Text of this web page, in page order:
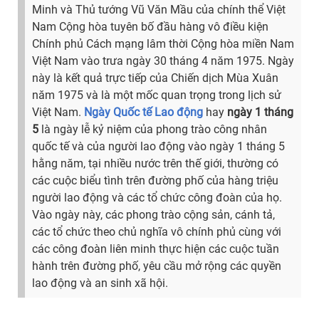
Minh và Thủ tướng Vũ Văn Mầu của chính thể Việt
Nam Cộng hòa tuyên bố đầu hàng vô điều kiện
Chính phủ Cách mạng lâm thời Cộng hòa miền Nam
Việt Nam vào trưa ngày 30 tháng 4 năm 1975. Ngày
này là kết quả trực tiếp của Chiến dịch Mùa Xuân
năm 1975 và là một mốc quan trọng trong lịch sử
Việt Nam. Ngày Quốc tế Lao động hay ngày 1 tháng
5 là ngày lễ kỷ niệm của phong trào công nhân
quốc tế và của người lao động vào ngày 1 tháng 5
hằng năm, tại nhiều nước trên thế giới, thường có
các cuộc biểu tình trên đường phố của hàng triệu
người lao động và các tổ chức công đoàn của họ.
Vào ngày này, các phong trào cộng sản, cánh tả,
các tổ chức theo chủ nghĩa vô chính phủ cùng với
các công đoàn liên minh thực hiện các cuộc tuần
hành trên đường phố, yêu cầu mở rộng các quyền
lao động và an sinh xã hội.